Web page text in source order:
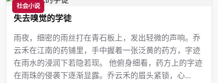
社会小说
失去嗅觉的学徒
雨夜，细密的雨丝打在青石板上，发出轻微的声响。乔
云禾在江南的药铺里，手中握着一张泛黄的药方，字迹
在雨水的浸润下若隐若现。 他俯身细看，药方上的字迹
在雨珠的侵袭下逐渐显露。乔云禾的眉头紧锁，心...